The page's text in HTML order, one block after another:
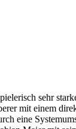
sehr
mit einem
eine